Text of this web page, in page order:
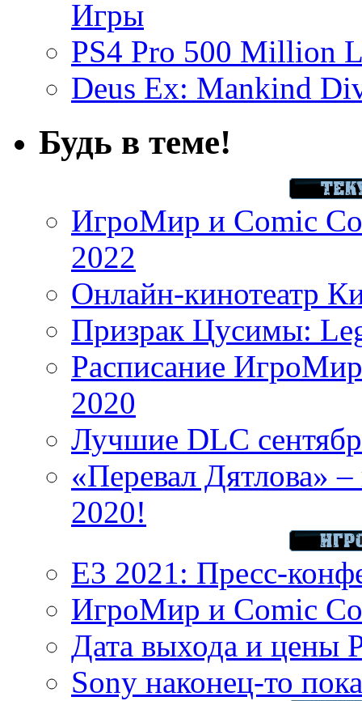
Игры
PS4 Pro 500 Million
Deus Ex: Mankind
Будь в теме!
ИгроМир и Comic
2022
Онлайн-кинотеатр
Призрак Цусимы:
Расписание
2020
Лучшие DLC
«Перевал Дятлова»
2020!
E3 2021: Пресс-
ИгроМир и Comic
Дата выхода и цены
Sony наконец-то